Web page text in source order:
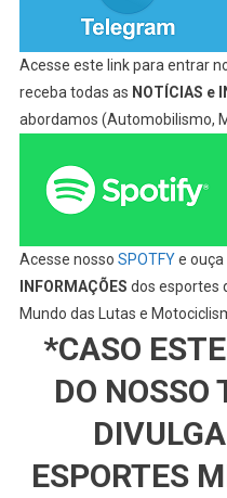
Acesse este link para entrar
receba todas as NOTÍCIAS e
abordamos (Automobilismo,
Acesse nosso SPOTFYe ouça
INFORMAÇÕES dos esportes
Mundo das Lutas e
*CASO
DO NOSSO
ESPORTES